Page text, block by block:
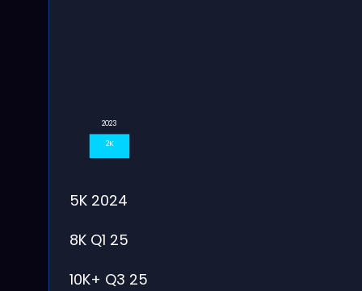
2K
2023
5K 2024
8K Q1 25
10K+ Q3 25